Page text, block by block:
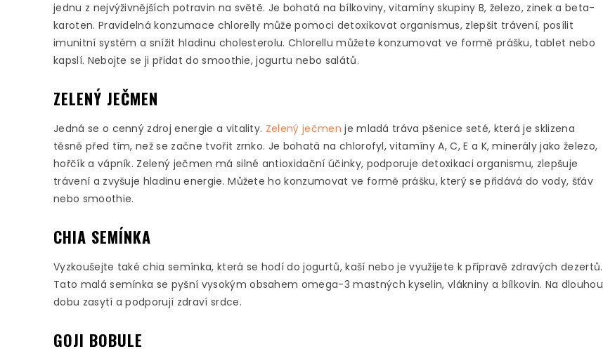
jednu z nejvýživnějších potravin na světě. Je bohatá na bílkoviny, vitamíny skupiny B, železo, zinek a beta-
karoten. Pravidelná konzumace chlorelly může pomoci detoxikovat organismus, zlepšit trávení, posílit
imunitní systém a snížit hladinu cholesterolu. Chlorellu můžete konzumovat ve formě prášku, tablet nebo
kapslí. Nebojte se ji přidat do smoothie, jogurtu nebo salátů.
ZELENÝ JEČMEN
Jedná se o cenný zdroj energie a vitality. Zelený ječmen je mladá tráva pšenice seté, která je sklizena
těsně před tím, než se začne tvořit zrnko. Je bohatá na chlorofyl, vitamíny A, C, E a K, minerály jako železo,
hořčík a vápník. Zelený ječmen má silné antioxidační účinky, podporuje detoxikaci organismu, zlepšuje
trávení a zvyšuje hladinu energie. Můžete ho konzumovat ve formě prášku, který se přidává do vody, šťáv
nebo smoothie.
CHIA SEMÍNKA
Vyzkoušejte také chia semínka, která se hodí do jogurtů, kaší nebo je využijete k přípravě zdravých dezertů.
Tato malá semínka se pyšní vysokým obsahem omega-3 mastných kyselin, vlákniny a bílkovin. Na dlouhou
dobu zasytí a podporují zdraví srdce.
GOJI BOBULE